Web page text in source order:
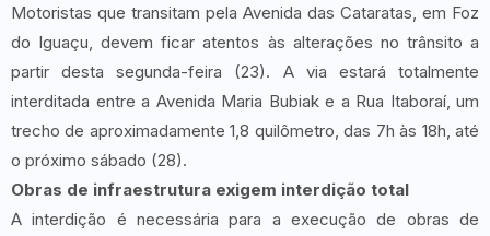
Motoristas que transitam pela Avenida das Cataratas, em Foz
do Iguaçu, devem ficar atentos às alterações no trânsito a
partir desta segunda-feira (23). A via estará totalmente
interditada entre a Avenida Maria Bubiak e a Rua Itaboraí, um
trecho de aproximadamente 1,8 quilômetro, das 7h às 18h, até
o próximo sábado (28).
Obras de infraestrutura exigem interdição total
A interdição é necessária para a execução de obras de